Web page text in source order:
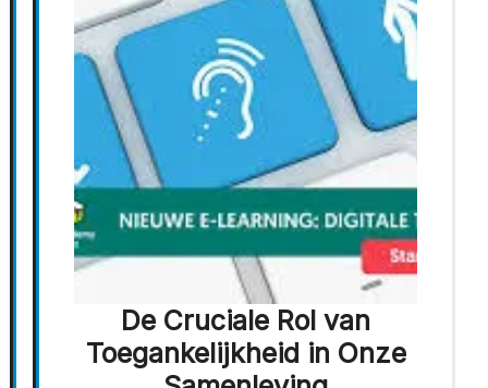
De Cruciale Rol van
Toegankelijkheid in Onze